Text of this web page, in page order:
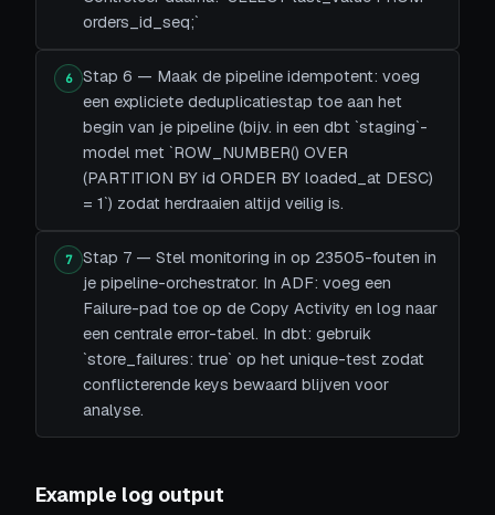
orders_id_seq;`
6
Stap 6 — Maak de pipeline idempotent: voeg
een expliciete deduplicatiestap toe aan het
begin van je pipeline (bijv. in een dbt `staging`-
model met `ROW_NUMBER() OVER
(PARTITION BY id ORDER BY loaded_at DESC)
= 1`) zodat herdraaien altijd veilig is.
7
Stap 7 — Stel monitoring in op 23505-fouten in
je pipeline-orchestrator. In ADF: voeg een
Failure-pad toe op de Copy Activity en log naar
een centrale error-tabel. In dbt: gebruik
`store_failures: true` op het unique-test zodat
conflicterende keys bewaard blijven voor
analyse.
Example log output